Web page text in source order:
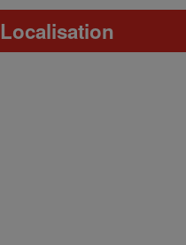
Localisation